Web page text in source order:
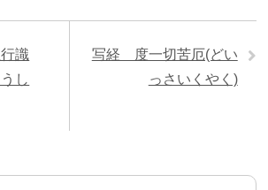
識
し
写経 度一切苦厄(どい
っさいくやく)